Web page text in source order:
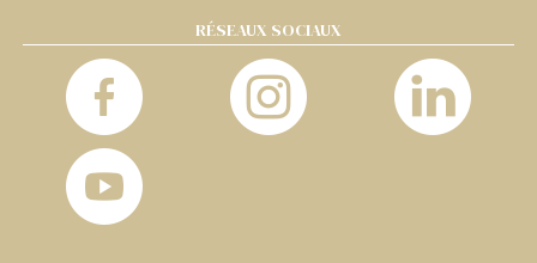
RÉSEAUX SOCIAUX